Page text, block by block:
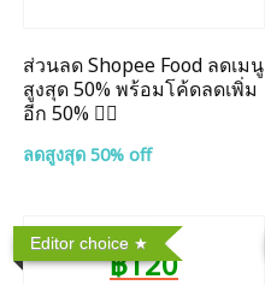
ส่วนลด Shopee Food ลดเมนู
สูงสุด 50% พร้อมโค้ดลดเพิ่ม
อีก 50% ❤️‍🔥
ลดสูงสุด 50% off
Editor choice
฿120